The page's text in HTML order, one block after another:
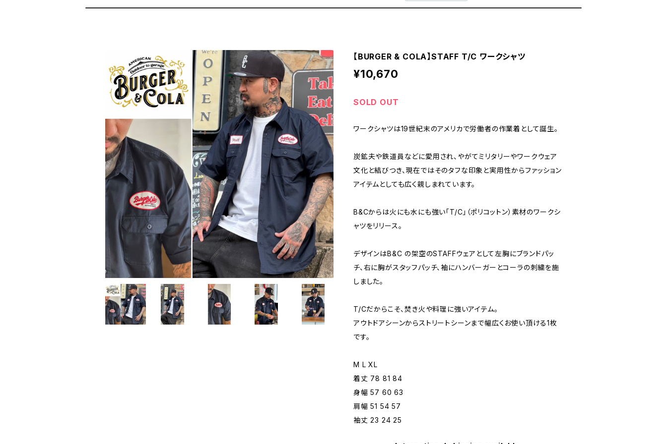
【BURGER & COLA】STAFF T/C ワークシャツ
¥10,670
SOLD OUT
ワークシャツは19世紀末のアメリカで労働者の作業着として誕生。
炭鉱夫や鉄道員などに愛用され、やがてミリタリーやワークウェア
文化と結びつき、現在ではそのタフな印象と実用性からファッション
アイテムとしても広く親しまれています。
B&Cからは火にも水にも強い「T/C」（ポリコットン）素材のワークシ
ャツをリリース。
デザインはB&C の架空のSTAFFウェアとして左胸にブランドパッ
チ、右に胸がスタッフパッチ、袖にハンバーガーとコーラの刺繍を施
しました。
T/Cだからこそ、焚き火や料理に強いアイテム。
アウトドアシーンからストリートシーンまで幅広くお使い頂ける1枚
です。
M L XL
着丈 78 81 84
身幅 57 60 63
肩幅 51 54 57
袖丈 23 24 25